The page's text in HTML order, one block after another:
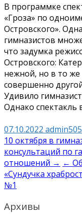
В программке
«Гроза» по
Островского».
гимназистов
что задумка
Островского:
нежной, но в то же
совершенно
Удивило
Однако спектакль
07.10.2022 admin505
Навигация
по
записям
10 октября в
консультаций по
отношений → ←
«Сундучка
№1
Архивы